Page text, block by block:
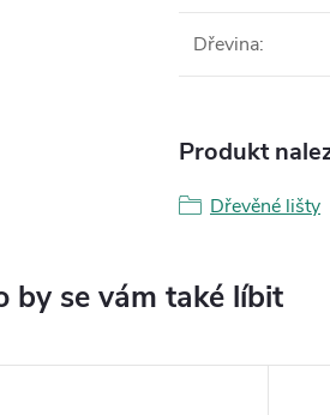
Dřevina:
Produkt
Dřevěné lišty